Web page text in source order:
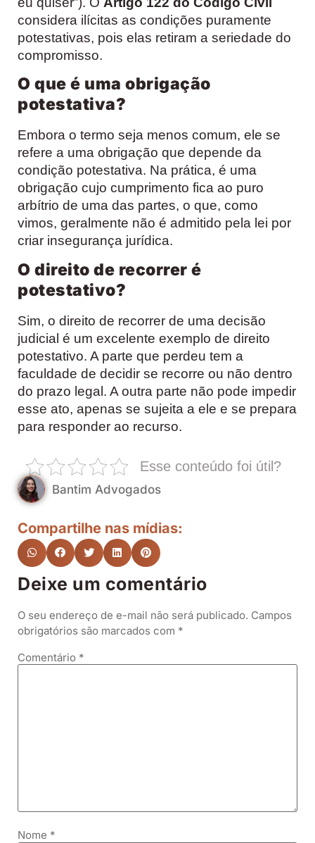
considera ilícitas as condições puramente
potestativas, pois elas retiram a seriedade do
compromisso.
O que é uma obrigação
potestativa?
Embora o termo seja menos comum, ele se
refere a uma obrigação que depende da
condição potestativa. Na prática, é uma
obrigação cujo cumprimento fica ao puro
arbítrio de uma das partes, o que, como
vimos, geralmente não é admitido pela lei por
criar insegurança jurídica.
O direito de recorrer é
potestativo?
Sim, o direito de recorrer de uma decisão
judicial é um excelente exemplo de direito
potestativo. A parte que perdeu tem a
faculdade de decidir se recorre ou não dentro
do prazo legal. A outra parte não pode impedir
esse ato, apenas se sujeita a ele e se prepara
para responder ao recurso.
Esse conteúdo foi útil?
Bantim Advogados
Compartilhe nas mídias:
Deixe um comentário
O seu endereço de e-mail não será publicado. Campos
obrigatórios são marcados com *
Comentário *
Nome *